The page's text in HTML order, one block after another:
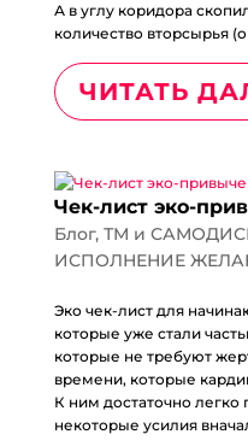
А в углу коридора
количество вторсырья
ЧИТАТЬ
Чек-лист эко-
Блог, ТМ и
ИСПОЛНЕНИЕ
Эко чек-лист для
которые уже стали
которые не требуют
времени, которые
К ним достаточно
некоторые усилия